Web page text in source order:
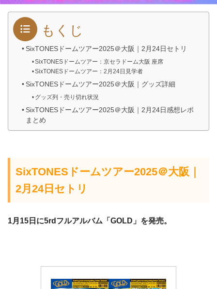
もくじ
SixTONESドームツアー2025＠大阪｜2月24日セトリ
SixTONESドームツアー：京セラドーム大阪 座席
SixTONESドームツアー：2月24日見学者
SixTONESドームツアー2025＠大阪｜グッズ詳細
グッズ列・売り切れ状況
SixTONESドームツアー2025＠大阪｜2月24日感想レポ
まとめ
SixTONESドームツアー2025＠大阪｜
2月24日セトリ
1月15日に5rdフルアルバム「GOLD」を発売。